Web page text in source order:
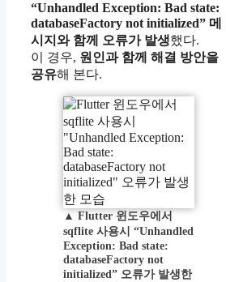
“Unhandled Exception: Bad state:
databaseFactory not initialized” 메
시지와 함께 오류가 발생했다.
이 경우, 원인과 함께 해결 방안을
공유해 본다.
▲ Flutter 윈도우에서
sqflite 사용시 “Unhandled
Exception: Bad state:
databaseFactory not
initialized” 오류가 발생한